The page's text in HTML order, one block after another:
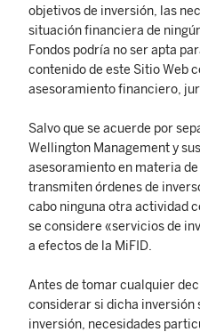
objetivos de inversión, las
situación financiera de
Fondos podría no ser apta
contenido de este Sitio Web
asesoramiento financiero,
Salvo que se acuerde por
Wellington Management y
asesoramiento en materia
transmiten órdenes de
cabo ninguna otra actividad
se considere «servicios de
a efectos de la MiFID.
Antes de tomar cualquier
considerar si dicha inversión
inversión, necesidades